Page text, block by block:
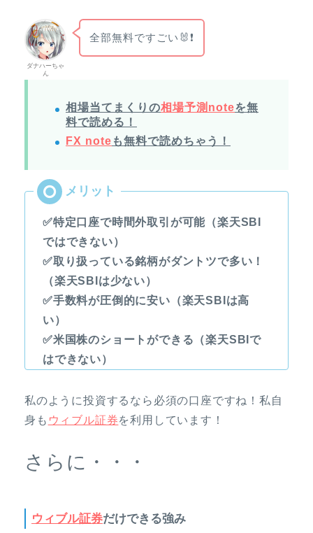
ダナハーちゃ
ん
全部無料ですごい🐰❗
相場当てまくりの相場予測noteを無
料で読める！
FX note も無料で読めちゃう！
✅特定口座で時間外取引が可能（楽天SBI
ではできない）
✅取り扱っている銘柄がダントツで多い！
（楽天SBIは少ない）
✅手数料が圧倒的に安い（楽天SBIは高
い）
✅米国株のショートができる（楽天SBIで
はできない）
私のように投資するなら必須の口座ですね！私自
身も ウィブル証券を利用しています！
さらに・・・
ウィブル証券だけできる強み